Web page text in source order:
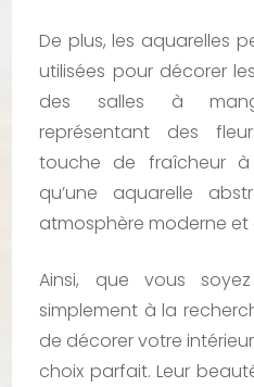
De plus, les aquarelles
utilisées pour décorer
des salles à
représentant des
touche de fraîcheur
qu’une aquarelle
atmosphère moderne
Ainsi, que vous
simplement à la
de décorer votre
choix parfait. Leur